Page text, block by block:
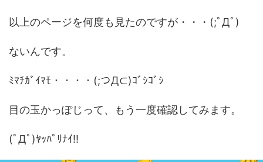
以上のページを何度も見たのですが・・・(;ﾟДﾟ)
ないんです。
ﾐﾏﾁｶﾞｲﾏﾓ・・・・(;つД⊂)ｺﾞｼｺﾞｼ
目の玉かっぽじって、もう一度確認してみます。
(ﾟДﾟ)ﾔｯﾊﾟﾘﾅｲ!!